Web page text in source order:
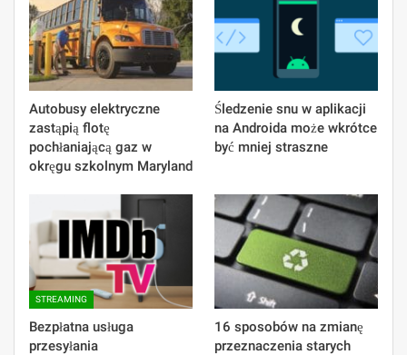
Autobusy elektryczne
zastąpią flotę
pochłaniającą gaz w
okręgu szkolnym Maryland
Śledzenie snu w aplikacji
na Androida może wkrótce
być mniej straszne
STREAMING
Bezpłatna usługa
przesyłania
16 sposobów na zmianę
przeznaczenia starych